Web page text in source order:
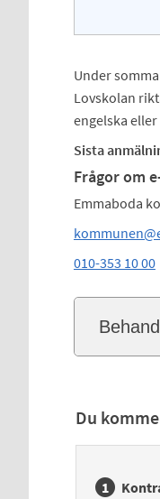
Under
Lovskolan
engelska
Sista
Frågor om
Emmaboda
010-353 10 00
Du